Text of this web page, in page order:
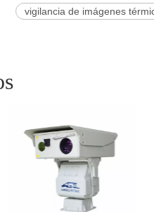
vigilancia de imágenes